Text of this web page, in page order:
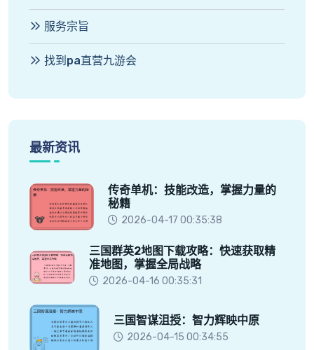
服务宗旨
找到pa直营九游会
最新资讯
传奇单机：技能改造，掌握力量的
秘籍
2026-04-17 00:35:38
三国群英2地图下载攻略：快速获取精
准地图，掌握全局战略
2026-04-16 00:35:31
三国智谋沮授：智力辉映中原
2026-04-15 00:34:55